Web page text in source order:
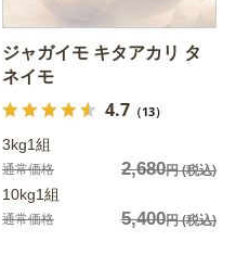
ジャガイモ キタアカリ タ
ネイモ
4.7（13）
3kg1組
通常価格 2,680円(税込)
10kg1組
通常価格 5,400円(税込)